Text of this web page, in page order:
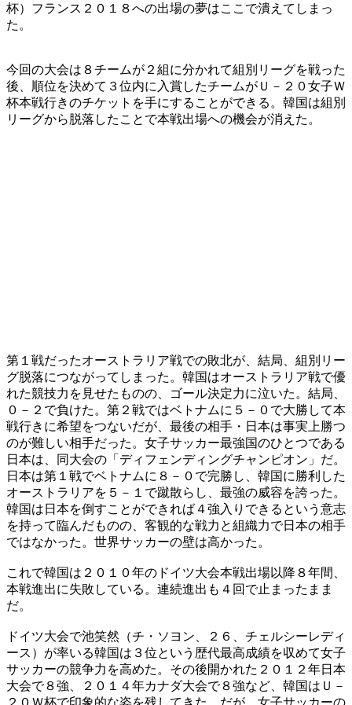
杯）フランス２０１８への出場の夢はここで潰えてしまっ
た。
今回の大会は８チームが２組に分かれて組別リーグを戦った
後、順位を決めて３位内に入賞したチームがＵ－２０女子Ｗ
杯本戦行きのチケットを手にすることができる。韓国は組別
リーグから脱落したことで本戦出場への機会が消えた。
第１戦だったオーストラリア戦での敗北が、結局、組別リー
グ脱落につながってしまった。韓国はオーストラリア戦で優
れた競技力を見せたものの、ゴール決定力に泣いた。結局、
０－２で負けた。第２戦ではベトナムに５－０で大勝して本
戦行きに希望をつないだが、最後の相手・日本は事実上勝つ
のが難しい相手だった。女子サッカー最強国のひとつである
日本は、同大会の「ディフェンディングチャンピオン」だ。
日本は第１戦でベトナムに８－０で完勝し、韓国に勝利した
オーストラリアを５－１で蹴散らし、最強の威容を誇った。
韓国は日本を倒すことができれば４強入りできるという意志
を持って臨んだものの、客観的な戦力と組織力で日本の相手
ではなかった。世界サッカーの壁は高かった。
これで韓国は２０１０年のドイツ大会本戦出場以降８年間、
本戦進出に失敗している。連続進出も４回で止まったまま
だ。
ドイツ大会で池笑然（チ・ソヨン、２６、チェルシーレディ
ース）が率いる韓国は３位という歴代最高成績を収めて女子
サッカーの競争力を高めた。その後開かれた２０１２年日本
大会で８強、２０１４年カナダ大会で８強など、韓国はＵ－
２０Ｗ杯で印象的な姿を残してきた。だが、女子サッカーの